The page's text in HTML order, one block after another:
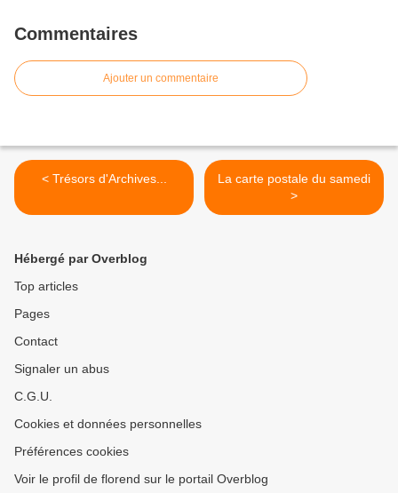
Commentaires
Ajouter un commentaire
< Trésors d'Archives...
La carte postale du samedi
>
Hébergé par Overblog
Top articles
Pages
Contact
Signaler un abus
C.G.U.
Cookies et données personnelles
Préférences cookies
Voir le profil de florend sur le portail Overblog